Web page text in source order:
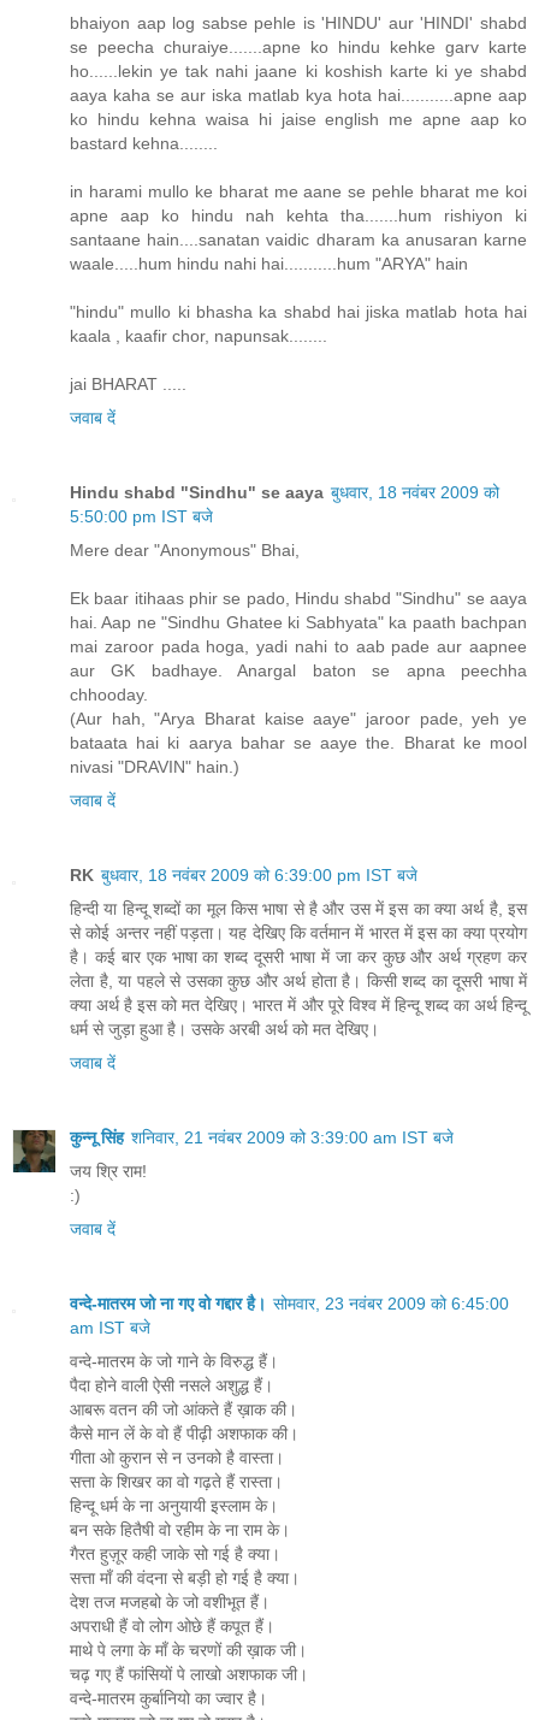
bhaiyon aap log sabse pehle is 'HINDU' aur 'HINDI' shabd
se peecha churaiye.......apne ko hindu kehke garv karte
ho......lekin ye tak nahi jaane ki koshish karte ki ye shabd
aaya kaha se aur iska matlab kya hota hai...........apne aap
ko hindu kehna waisa hi jaise english me apne aap ko
bastard kehna........
in harami mullo ke bharat me aane se pehle bharat me koi
apne aap ko hindu nah kehta tha.......hum rishiyon ki
santaane hain....sanatan vaidic dharam ka anusaran karne
waale.....hum hindu nahi hai...........hum "ARYA" hain
"hindu" mullo ki bhasha ka shabd hai jiska matlab hota hai
kaala , kaafir chor, napunsak........
jai BHARAT .....
जवाब दें
Hindu shabd "Sindhu" se aaya बुधवार, 18 नवंबर 2009 को
5:50:00 pm IST बजे
Mere dear "Anonymous" Bhai,
Ek baar itihaas phir se pado, Hindu shabd "Sindhu" se aaya
hai. Aap ne "Sindhu Ghatee ki Sabhyata" ka paath bachpan
mai zaroor pada hoga, yadi nahi to aab pade aur aapnee
aur GK badhaye. Anargal baton se apna peechha
chhooday.
(Aur hah, "Arya Bharat kaise aaye" jaroor pade, yeh ye
bataata hai ki aarya bahar se aaye the. Bharat ke mool
nivasi "DRAVIN" hain.)
जवाब दें
RK बुधवार, 18 नवंबर 2009 को 6:39:00 pm IST बजे
हिन्दी या हिन्दू शब्दों का मूल किस भाषा से है और उस में इस का क्या अर्थ है, इस
से कोई अन्तर नहीं पड़ता। यह देखिए कि वर्तमान में भारत में इस का क्या प्रयोग
है। कई बार एक भाषा का शब्द दूसरी भाषा में जा कर कुछ और अर्थ ग्रहण कर
लेता है, या पहले से उसका कुछ और अर्थ होता है। किसी शब्द का दूसरी भाषा में
क्या अर्थ है इस को मत देखिए। भारत में और पूरे विश्व में हिन्दू शब्द का अर्थ हिन्दू
धर्म से जुड़ा हुआ है। उसके अरबी अर्थ को मत देखिए।
जवाब दें
कुन्नू सिंह शनिवार, 21 नवंबर 2009 को 3:39:00 am IST बजे
जय श्रि राम!
:)
जवाब दें
वन्दे-मातरम जो ना गए वो गद्दार है। सोमवार, 23 नवंबर 2009 को 6:45:00
am IST बजे
वन्दे-मातरम के जो गाने के विरुद्ध हैं।
पैदा होने वाली ऐसी नसले अशुद्ध हैं।
आबरू वतन की जो आंकते हैं ख़ाक की।
कैसे मान लें के वो हैं पीढ़ी अशफाक की।
गीता ओ कुरान से न उनको है वास्ता।
सत्ता के शिखर का वो गढ़ते हैं रास्ता।
हिन्दू धर्म के ना अनुयायी इस्लाम के।
बन सके हितैषी वो रहीम के ना राम के।
गैरत हुज़ूर कही जाके सो गई है क्या।
सत्ता माँ की वंदना से बड़ी हो गई है क्या।
देश तज मजहबो के जो वशीभूत हैं।
अपराधी हैं वो लोग ओछे हैं कपूत हैं।
माथे पे लगा के माँ के चरणों की ख़ाक जी।
चढ़ गए हैं फांसियों पे लाखो अशफाक जी।
वन्दे-मातरम कुर्बानियो का ज्वार है।